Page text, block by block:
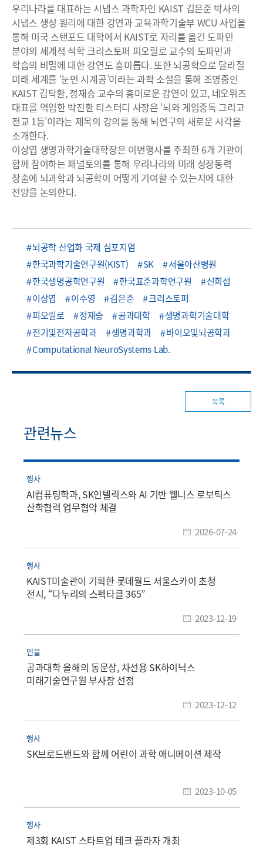
우리나라를 대표하는 시냅스 과학자인 KAIST 김은준 박사의
시냅스 생성 원리에 대한 강연과 교육과학기술부 WCU 사업을
통해 미국 스탠포드 대학에서 KAIST로 자리를 옮긴 도파민
분야의 세계적 석학 크리스토퍼 피오릴로 교수의 도파민과
학습의 비밀에 대한 강연도 흥미롭다. 또한 뇌공학으로 달라질
미래 세계를 ‘눈먼 시계공’이라는 과학 소설을 통해 조명중인
KAIST 김탁환, 정재승 교수의 흥미로운 강연이 있고, 네오위즈
대표를 역임한 박진환 티스터디 사장은 ‘뇌와 게임중독 그리고
전교 1등’이라는 제목의 강의를 통해 뇌연구의 새로운 시각을
소개한다.
이상엽 생명과학기술대학장은 이번행사를 주최한 6개 기관이
함께 참여하는 패널토의를 통해 우리나라의 미래 성장동력
창출에 뇌과학과 뇌공학이 어떻게 기여할 수 있는지에 대한
전망을 논의한다.
뇌공학 산업화 국제 심포지엄
한국과학기술연구원(KIST)
SK
서울아산병원
한국생명공학연구원
한국표준과학연구원
신희섭
이상엽
이수영 김은준
크리스토퍼
피오릴로
정재승 공과대학
생명과학기술대학
전기및전자공학과
생명과학과
바이오및뇌공학과
Computational NeuroSystems Lab.
목록
관련뉴스
행사
AI컴퓨팅학과, SK인텔릭스와 AI 기반 웰니스 로보틱스
산학협력 업무협약 체결
2026-07-24
행사
KAIST미술관이 기획한 롯데월드 서울스카이 초청
전시, “다누리의 스펙타클 365”
2023-12-19
인물
공과대학 올해의 동문상, 차선용 SK하이닉스
미래기술연구원 부사장 선정
2023-12-12
행사
SK브로드밴드와 함께 어린이 과학 애니메이션 제작
2023-10-05
행사
제3회 KAIST 스타트업 테크 플라자 개최